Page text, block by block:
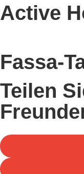
Active
Fassa-
Teilen